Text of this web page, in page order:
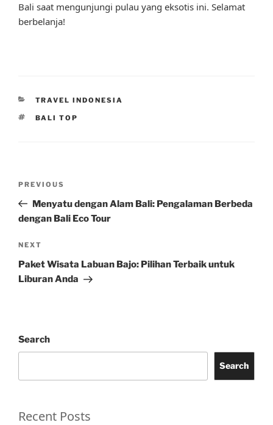
Bali saat mengunjungi pulau yang eksotis ini. Selamat
berbelanja!
CATEGORIES
TRAVEL INDONESIA
TAGS
BALI TOP
Previous
Post
PREVIOUS
Menyatu dengan Alam Bali: Pengalaman Berbeda
dengan Bali Eco Tour
Next
Post
NEXT
Paket Wisata Labuan Bajo: Pilihan Terbaik untuk
Liburan Anda
Search
Search
Recent Posts